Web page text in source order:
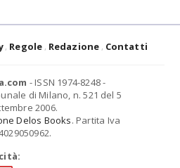
Regole Redazione Contatti
- ISSN 1974-8248 -
di Milano, n. 521 del 5
2006.
Delos Books. Partita Iva